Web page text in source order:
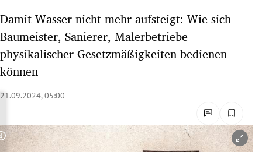
Untermenü
Untermenü
Damit Wasser nicht mehr aufsteigt: Wie sich
Baumeister, Sanierer, Malerbetriebe
physikalischer Gesetzmäßigkeiten bedienen
können
21.09.2024, 05:00
Copyright-Hinweis öffnen/schließen